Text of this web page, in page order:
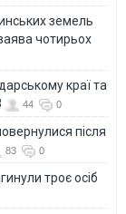
земель
чотирьох
краї та
44 0
після
83 0
троє осіб